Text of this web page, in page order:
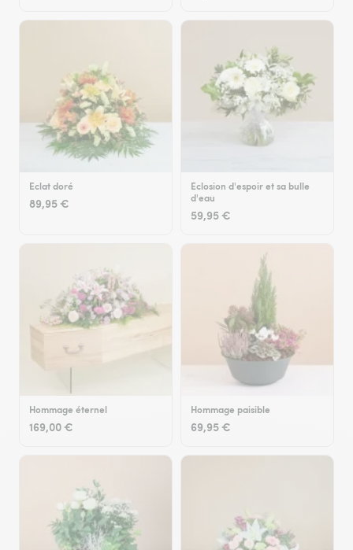
Eclat doré
89,95 €
Eclosion d'espoir et sa bulle
d'eau
59,95 €
Hommage éternel
169,00 €
Hommage paisible
69,95 €